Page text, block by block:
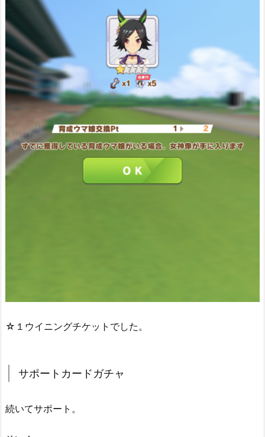
☆１ウイニングチケットでした。
サポートカードガチャ
続いてサポート。